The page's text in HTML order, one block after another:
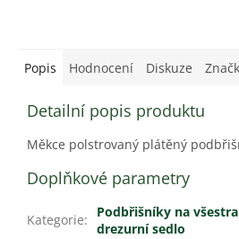
Popis Hodnocení Diskuze
Detailní popis produktu
Měkce polstrovaný plátěný
Doplňkové parametry
Kategorie:
Podbřišníky na
drezurní sedlo